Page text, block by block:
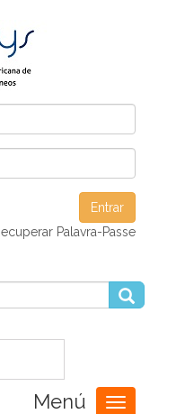
Entrar
Palavra-Passe
Menú
Toggle